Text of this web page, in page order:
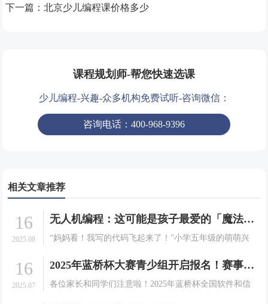
下一篇： 北京少儿编程课价格多少
课程规划师-帮您快速选课
少儿编程-兴趣-众多机构免费试听-咨询微信：
咨询电话：400-968-9396
相关文章推荐
16
2025.08
无人机编程：这可能是孩子最爱的「魔法课」！
“妈妈看！我写的代码飞起来了！”小学五年级的萌萌兴
成就感的光芒。这不是科幻电影中的场景，而是发生在
学习变.
16
2025.07
2025年蓝桥杯大赛青少组开启报名！赛事详情及注册指南请查收
各位家长和同学们注意啦！2025年蓝桥杯全国软件和信